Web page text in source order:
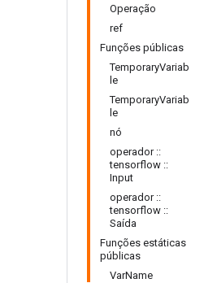
Operação
ref
Funções públicas
TemporaryVariab
le
TemporaryVariab
le
nó
operador ::
tensorflow ::
Input
operador ::
tensorflow ::
Saída
Funções estáticas
públicas
VarName